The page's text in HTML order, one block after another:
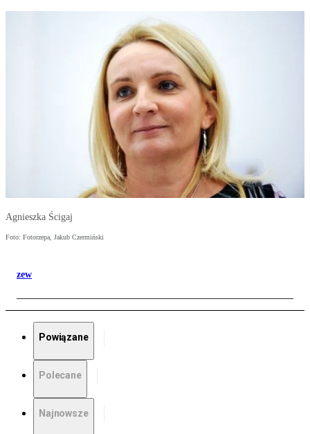
Agnieszka Ścigaj
Foto: Fotorzepa, Jakub Czermiński
zew
Powiązane
Polecane
Najnowsze